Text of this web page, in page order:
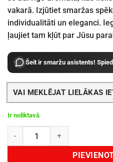
vakarā. Izjūtiet smaržas
individualitāti un eleganci.
ļaujiet tam kļūt par Jūsu
Šeit ir smaržu asistents!
VAI MEKLĒJAT LIELĀKAS
Ir noliktavā
Maison Alhambra Eternal Touch